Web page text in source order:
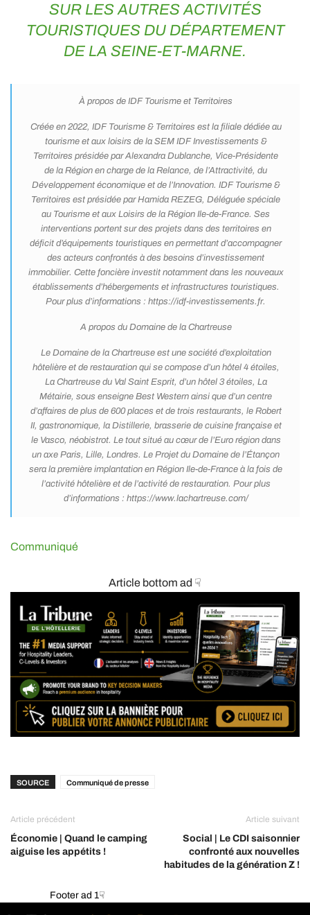
SUR LES AUTRES ACTIVITÉS
TOURISTIQUES DU DÉPARTEMENT
DE LA SEINE-ET-MARNE.
À propos de IDF Tourisme et Territoires
Créée en 2022, IDF Tourisme & Territoires est la filiale dédiée au
tourisme et aux loisirs de la SEM IDF Investissements &
Territoires présidée par Alexandra Dublanche, Vice-Présidente
de la Région en charge de la Relance, de l’Attractivité, du
Développement économique et de l’Innovation. IDF Tourisme &
Territoires est présidée par Hamida REZEG, Déléguée spéciale
au Tourisme et aux Loisirs de la Région Ile-de-France. Ses
interventions portent sur des projets dans des territoires en
déficit d’équipements touristiques en permettant d’accompagner
des acteurs confrontés à des besoins d’investissement
immobilier. Cette foncière investit notamment dans les nouveaux
établissements d’hébergements et infrastructures touristiques.
Pour plus d’informations : https://idf-investissements.fr.
A propos du Domaine de la Chartreuse
Le Domaine de la Chartreuse est une société d’exploitation
hôtelière et de restauration qui se compose d’un hôtel 4 étoiles,
La Chartreuse du Val Saint Esprit, d’un hôtel 3 étoiles, La
Métairie, sous enseigne Best Western ainsi que d’un centre
d’affaires de plus de 600 places et de trois restaurants, le Robert
II, gastronomique, la Distillerie, brasserie de cuisine française et
le Vasco, néobistrot. Le tout situé au cœur de l’Euro région dans
un axe Paris, Lille, Londres. Le Projet du Domaine de l’Étançon
sera la première implantation en Région Ile-de-France à la fois de
l’activité hôtelière et de l’activité de restauration. Pour plus
d’informations : https://www.lachartreuse.com/
Communiqué
Article bottom ad ☟
SOURCE Communiqué de presse
Article précédent
Économie | Quand le camping
aiguise les appétits !
Article suivant
Social | Le CDI saisonnier
confronté aux nouvelles
habitudes de la génération Z !
Footer ad 1☟